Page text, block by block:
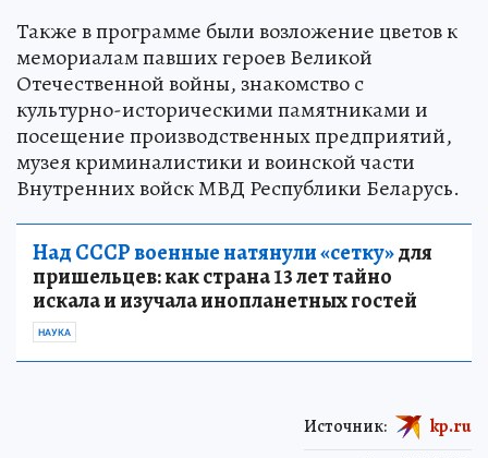
Также в программе были возложение цветов к
мемориалам павших героев Великой
Отечественной войны, знакомство с
культурно-историческими памятниками и
посещение производственных предприятий,
музея криминалистики и воинской части
Внутренних войск МВД Республики Беларусь.
Над СССР военные натянули «сетку»для
пришельцев: как страна 13 лет тайно
искала и изучала инопланетных гостей
НАУКА
Источник: kp.ru